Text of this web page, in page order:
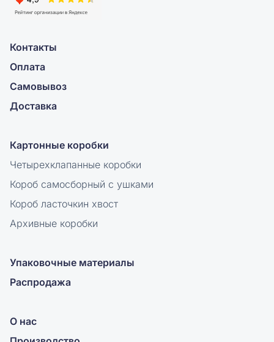
Контакты
Оплата
Самовывоз
Доставка
Картонные коробки
Четырехклапанные коробки
Короб самосборный с ушками
Короб ласточкин хвост
Архивные коробки
Упаковочные материалы
Распродажа
О нас